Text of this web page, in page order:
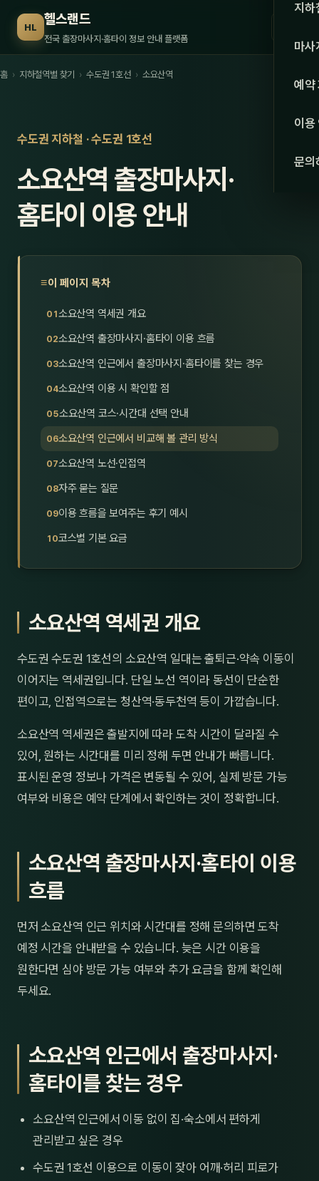
HL 헬스랜드
전국 출장마사지·홈타이 정보 안내 플랫폼 서울
강원·
강원
충북
울산
지하
마사
관리
스
24
예약
이용
문의
홈 › 지하철역별 찾기 › 수도권 1호선 › 소요산역
수도권 지하철 · 수도권 1호선
소요산역 출장마사지·
홈타이 이용 안내
이 페이지 목차
소요산역 역세권 개요
소요산역 출장마사지·홈타이 이용 흐름
소요산역 인근에서 출장마사지·홈타이를 찾는 경우
소요산역 이용 시 확인할 점
소요산역 코스·시간대 선택 안내
소요산역 인근에서 비교해 볼 관리 방식
소요산역 노선·인접역
자주 묻는 질문
이용 흐름을 보여주는 후기 예시
코스별 기본 요금
소요산역 역세권 개요
수도권 수도권 1호선의 소요산역 일대는 출퇴근·약속 이동이
이어지는 역세권입니다. 단일 노선 역이라 동선이 단순한
편이고, 인접역으로는 청산역·동두천역 등이 가깝습니다.
소요산역 역세권은 출발지에 따라 도착 시간이 달라질 수
있어, 원하는 시간대를 미리 정해 두면 안내가 빠릅니다.
표시된 운영 정보나 가격은 변동될 수 있어, 실제 방문 가능
여부와 비용은 예약 단계에서 확인하는 것이 정확합니다.
소요산역 출장마사지·홈타이 이용
흐름
먼저 소요산역 인근 위치와 시간대를 정해 문의하면 도착
예정 시간을 안내받을 수 있습니다. 늦은 시간 이용을
원한다면 심야 방문 가능 여부와 추가 요금을 함께 확인해
두세요.
소요산역 인근에서 출장마사지·
홈타이를 찾는 경우
소요산역 인근에서 이동 없이 집·숙소에서 편하게
관리받고 싶은 경우
수도권 1호선 이용으로 이동이 잦아 어깨·허리 피로가